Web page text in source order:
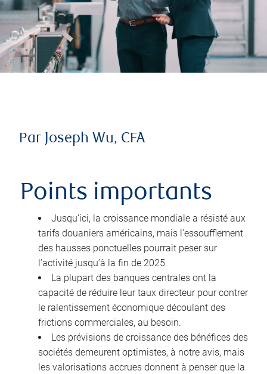
Par Joseph Wu, CFA
Points importants
Jusqu’ici, la croissance mondiale a résisté aux
tarifs douaniers américains, mais l’essoufflement
des hausses ponctuelles pourrait peser sur
l’activité jusqu’à la fin de 2025.
La plupart des banques centrales ont la
capacité de réduire leur taux directeur pour contrer
le ralentissement économique découlant des
frictions commerciales, au besoin.
Les prévisions de croissance des bénéfices des
sociétés demeurent optimistes, à notre avis, mais
les valorisations accrues donnent à penser que la